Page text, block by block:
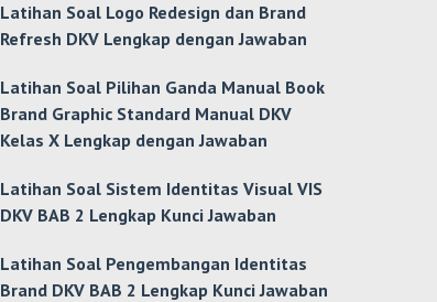
Latihan Soal Logo Redesign dan Brand
Refresh DKV Lengkap dengan Jawaban
Latihan Soal Pilihan Ganda Manual Book
Brand Graphic Standard Manual DKV
Kelas X Lengkap dengan Jawaban
Latihan Soal Sistem Identitas Visual VIS
DKV BAB 2 Lengkap Kunci Jawaban
Latihan Soal Pengembangan Identitas
Brand DKV BAB 2 Lengkap Kunci Jawaban